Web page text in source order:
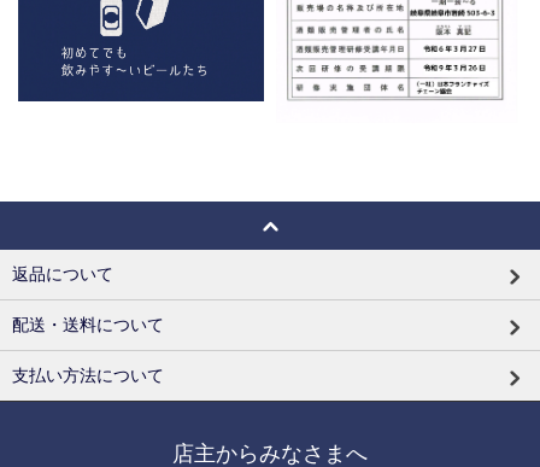
返品について
配送・送料について
支払い方法について
店主からみなさまへ